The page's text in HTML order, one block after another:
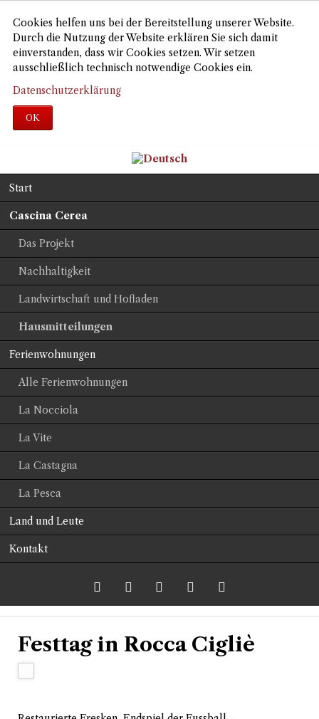
Cookies helfen uns bei der Bereitstellung unserer Website.
Durch die Nutzung der Website erklären Sie sich damit
einverstanden, dass wir Cookies setzen. Wir setzen
ausschließlich technisch notwendige Cookies ein.
Datenschutzerklärung
OK
Navigation
überspringen
Start
Cascina Cerea
Das Projekt
Nachhaltigkeit
Landwirtschaft und Hofladen
Hausmitteilungen
Ferienwohnungen
Alle Ferienwohnungen
La Nocciola
La Vite
La Castagna
La Pesca
Land und Leute
Kontakt
Twitter LinkedIn Facebook
RSS-
Feed
Festtag in Rocca Cigliè